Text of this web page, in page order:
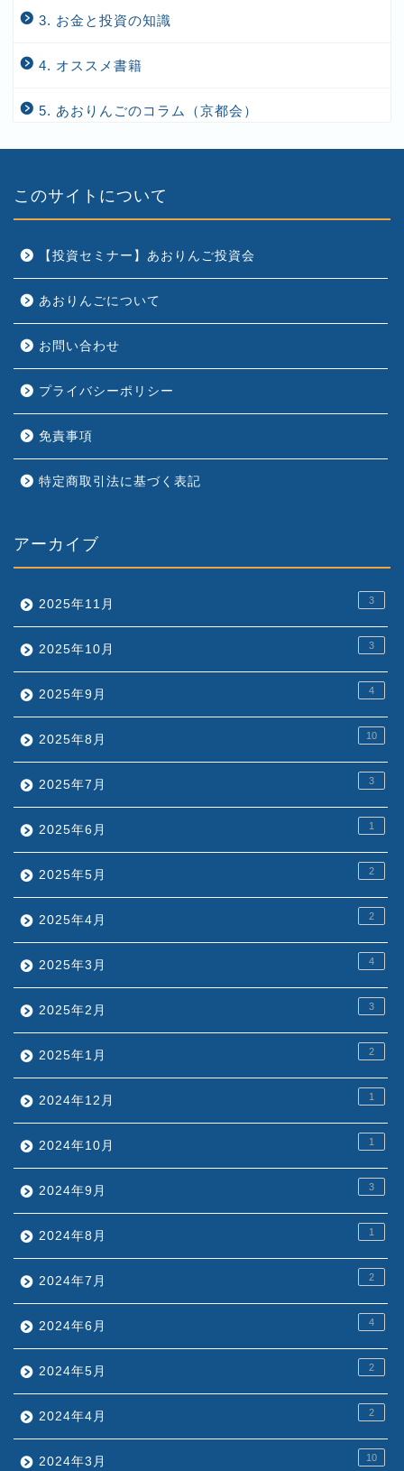
3. お金と投資の知識
4. オススメ書籍
5. あおりんごのコラム（京都会）
このサイトについて
【投資セミナー】あおりんご投資会
あおりんごについて
お問い合わせ
プライバシーポリシー
免責事項
特定商取引法に基づく表記
アーカイブ
2025年11月 3
2025年10月 3
2025年9月 4
2025年8月 10
2025年7月 3
2025年6月 1
2025年5月 2
2025年4月 2
2025年3月 4
2025年2月 3
2025年1月 2
2024年12月 1
2024年10月 1
2024年9月 3
2024年8月 1
2024年7月 2
2024年6月 4
2024年5月 2
2024年4月 2
2024年3月 10